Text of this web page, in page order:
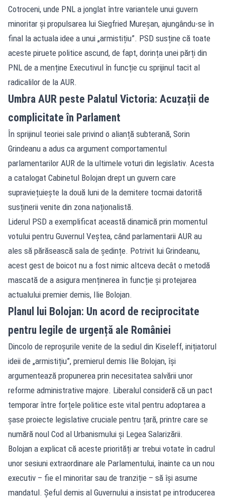
Cotroceni, unde PNL a jonglat între variantele unui guvern
minoritar și propulsarea lui Siegfried Mureșan, ajungându-se în
final la actuala idee a unui „armistițiu”. PSD susține că toate
aceste piruete politice ascund, de fapt, dorința unei părți din
PNL de a menține Executivul în funcție cu sprijinul tacit al
radicalilor de la AUR.
Umbra AUR peste Palatul Victoria: Acuzații de
complicitate în Parlament
În sprijinul teoriei sale privind o alianță subterană, Sorin
Grindeanu a adus ca argument comportamentul
parlamentarilor AUR de la ultimele voturi din legislativ. Acesta
a catalogat Cabinetul Bolojan drept un guvern care
supraviețuiește la două luni de la demitere tocmai datorită
susținerii venite din zona naționalistă.
Liderul PSD a exemplificat această dinamică prin momentul
votului pentru Guvernul Veștea, când parlamentarii AUR au
ales să părăsească sala de ședințe. Potrivit lui Grindeanu,
acest gest de boicot nu a fost nimic altceva decât o metodă
mascată de a asigura menținerea în funcție și protejarea
actualului premier demis, Ilie Bolojan.
Planul lui Bolojan: Un acord de reciprocitate
pentru legile de urgență ale României
Dincolo de reproșurile venite de la sediul din Kiseleff, inițiatorul
ideii de „armistițiu”, premierul demis Ilie Bolojan, își
argumentează propunerea prin necesitatea salvării unor
reforme administrative majore. Liberalul consideră că un pact
temporar între forțele politice este vital pentru adoptarea a
șase proiecte legislative cruciale pentru țară, printre care se
numără noul Cod al Urbanismului și Legea Salarizării.
Bolojan a explicat că aceste priorități ar trebui votate în cadrul
unor sesiuni extraordinare ale Parlamentului, înainte ca un nou
executiv – fie el minoritar sau de tranziție – să își asume
mandatul. Șeful demis al Guvernului a insistat pe introducerea